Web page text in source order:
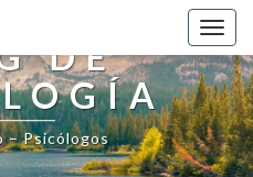
DE
– Psicólogos